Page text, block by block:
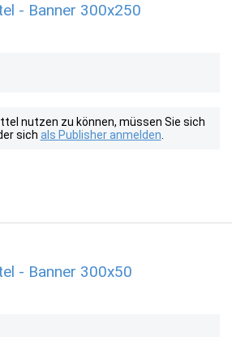
- Banner 300x250
nutzen zu können, müssen Sie sich
sich als Publisher anmelden
- Banner 300x50